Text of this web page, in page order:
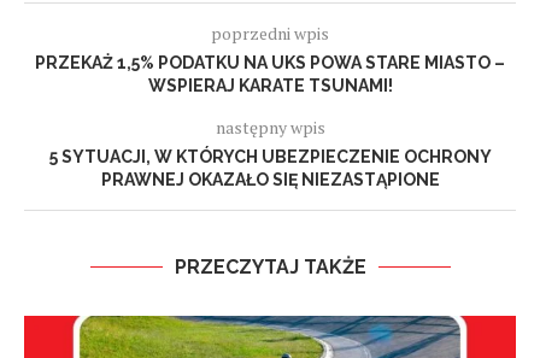
poprzedni wpis
PRZEKAŻ 1,5% PODATKU NA UKS POWA STARE MIASTO –
WSPIERAJ KARATE TSUNAMI!
następny wpis
5 SYTUACJI, W KTÓRYCH UBEZPIECZENIE OCHRONY
PRAWNEJ OKAZAŁO SIĘ NIEZASTĄPIONE
PRZECZYTAJ TAKŻE